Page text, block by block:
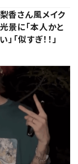
香さん風メイク
に「本人かと
「似すぎ！！」